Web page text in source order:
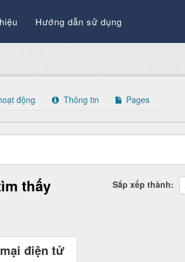
Hướng dẫn sử dụng
động Thông tin Pages
Sắp xếp thành
thấy
điện tử